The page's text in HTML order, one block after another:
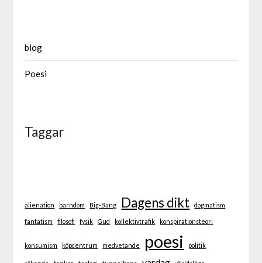
blog
Poesi
Taggar
alienation barndom Big-Bang Dagens dikt dogmatism
fantatism filosofi fysik Gud kollektivtrafik konspirationsteori
konsumism köpcentrum medvetande poesi politik